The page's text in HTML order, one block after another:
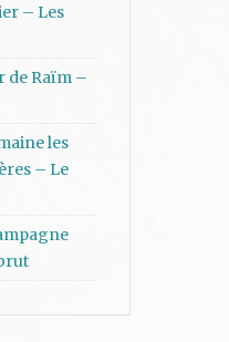
– Les
de Raïm –
les
– Le